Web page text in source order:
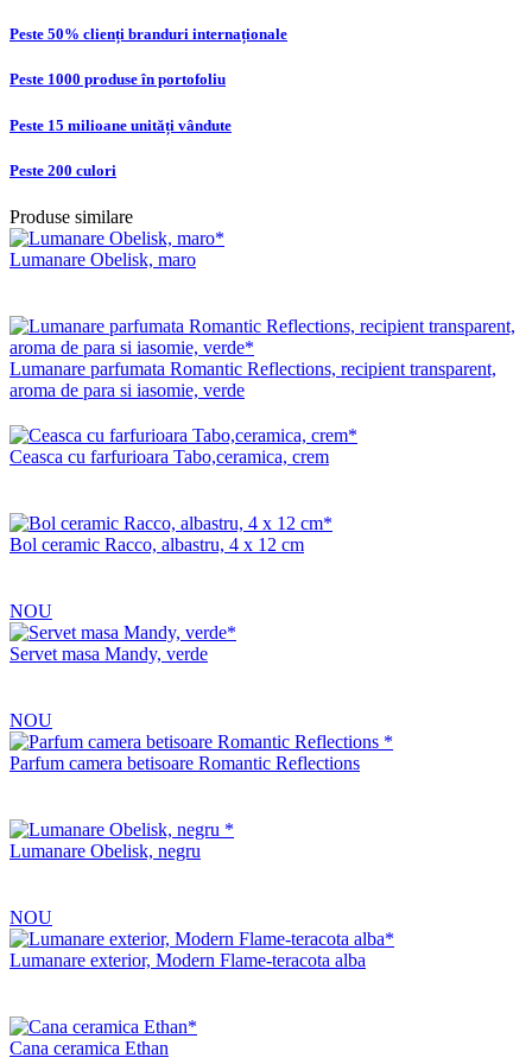
Peste 50% clienți branduri internaționale
Peste 1000 produse în portofoliu
Peste 15 milioane unități vândute
Peste 200 culori
Produse similare
Lumanare Obelisk, maro
Lumanare parfumata Romantic Reflections, recipient transparent,
aroma de para si iasomie, verde
Ceasca cu farfurioara Tabo,ceramica, crem
Bol ceramic Racco, albastru, 4 x 12 cm
NOU
Servet masa Mandy, verde
NOU
Parfum camera betisoare Romantic Reflections
Lumanare Obelisk, negru
NOU
Lumanare exterior, Modern Flame-teracota alba
Cana ceramica Ethan